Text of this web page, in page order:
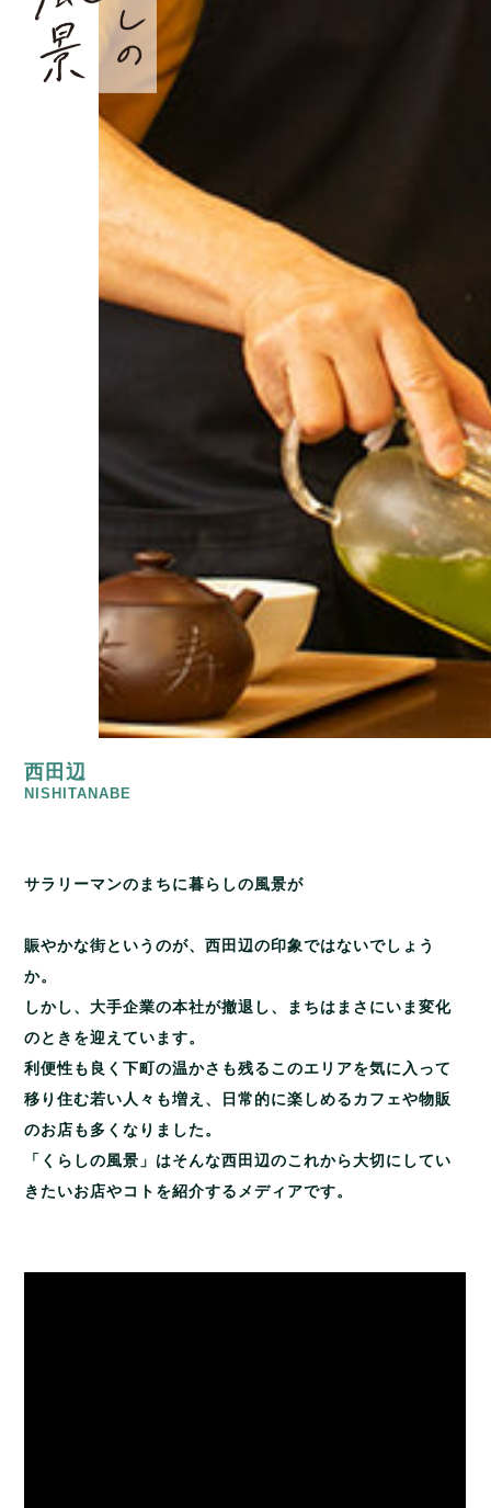
西田辺
NISHITANABE
サラリーマンのまちに暮らしの風景が
賑やかな街というのが、西田辺の印象ではないでしょう
か。
しかし、大手企業の本社が撤退し、まちはまさにいま変化
のときを迎えています。
利便性も良く下町の温かさも残るこのエリアを気に入って
移り住む若い人々も増え、日常的に楽しめるカフェや物販
のお店も多くなりました。
「くらしの風景」はそんな西田辺のこれから大切にしてい
きたいお店やコトを紹介するメディアです。